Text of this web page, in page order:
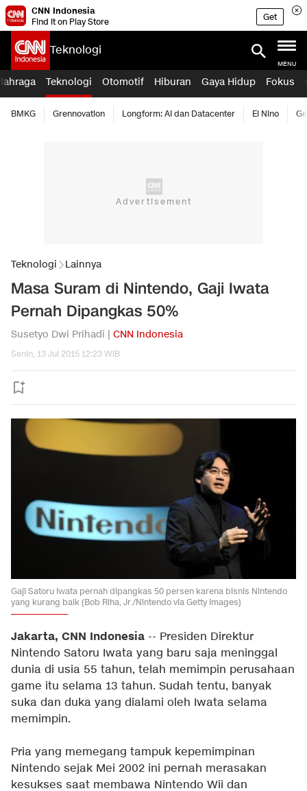
CNN Indonesia
Find it on Play Store
Get
Teknologi
MENU
Teknologi Otomotif Hiburan Gaya Hidup Fokus
BMKG Grennovation Longform: AI dan Datacenter El Nino
Teknologi Lainnya
Masa Suram di Nintendo, Gaji Iwata
Pernah Dipangkas 50%
Susetyo Dwi Prihadi | CNN Indonesia
Senin, 13 Jul 2015 12:23 WIB
Gaji Satoru Iwata pernah dipangkas 50 persen karena bisnis Nintendo
yang kurang baik (Bob Riha, Jr./Nintendo via Getty Images)
Jakarta, CNN Indonesia -- Presiden Direktur
Nintendo Satoru Iwata yang baru saja meninggal
dunia di usia 55 tahun, telah memimpin perusahaan
game itu selama 13 tahun. Sudah tentu, banyak
suka dan duka yang dialami oleh Iwata selama
memimpin.
Pria yang memegang tampuk kepemimpinan
Nintendo sejak Mei 2002 ini pernah merasakan
kesukses saat membawa Nintendo Wii dan